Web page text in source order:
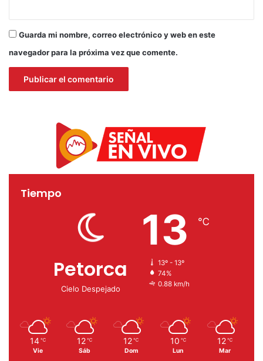
Guarda mi nombre, correo electrónico y web en este
navegador para la próxima vez que comente.
Tiempo
Petorca
Cielo Despejado
13 ℃
13º - 13º
74%
0.88 km/h
14 ℃
Vie
12 ℃
Sáb
12 ℃
Dom
10 ℃
Lun
12 ℃
Mar